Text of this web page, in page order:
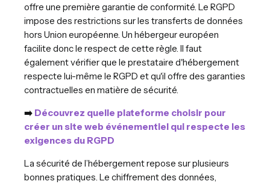
offre une première garantie de conformité. Le RGPD
impose des restrictions sur les transferts de données
hors Union européenne. Un hébergeur européen
facilite donc le respect de cette règle. Il faut
également vérifier que le prestataire d'hébergement
respecte lui-même le RGPD et qu'il offre des garanties
contractuelles en matière de sécurité.
➡️ Découvrez quelle plateforme choisir pour
créer un site web événementiel qui respecte les
exigences du RGPD
La sécurité de l’hébergement repose sur plusieurs
bonnes pratiques. Le chiffrement des données,